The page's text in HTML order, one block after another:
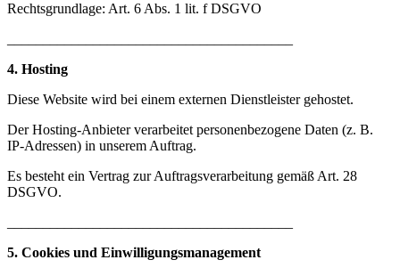
Rechtsgrundlage: Art. 6 Abs. 1 lit. f DSGVO
4. Hosting
Diese Website wird bei einem externen Dienstleister gehostet.
Der Hosting-Anbieter verarbeitet personenbezogene Daten (z. B.
IP-Adressen) in unserem Auftrag.
Es besteht ein Vertrag zur Auftragsverarbeitung gemäß Art. 28
DSGVO.
5. Cookies und Einwilligungsmanagement